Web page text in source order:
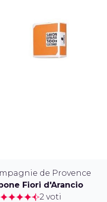
de Provence
Fiori d'Arancio
2 voti